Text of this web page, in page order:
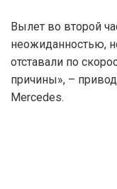
Вылет во второй
неожиданностью,
отставали по
причины», –
Mercedes.